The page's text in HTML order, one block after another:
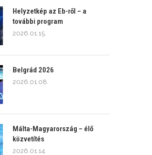
Helyzetkép az Eb-ről – a
további program
2026.01.15.
Belgrád 2026
2026.01.08.
Málta-Magyarország – élő
közvetítés
2026.01.14.